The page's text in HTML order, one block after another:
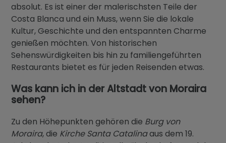
absolut. Es ist einer der malerischsten Teile der
Costa Blanca und ein Muss, wenn Sie die lokale
Kultur, Geschichte und den entspannten Charme
genießen möchten. Von historischen
Sehenswürdigkeiten bis hin zu familiengeführten
Restaurants bietet es für jeden Reisenden etwas.
Was kann ich in der Altstadt von Moraira
sehen?
Zu den Höhepunkten gehören die Burg von
Moraira, die Kirche Santa Catalinaaus dem 19.